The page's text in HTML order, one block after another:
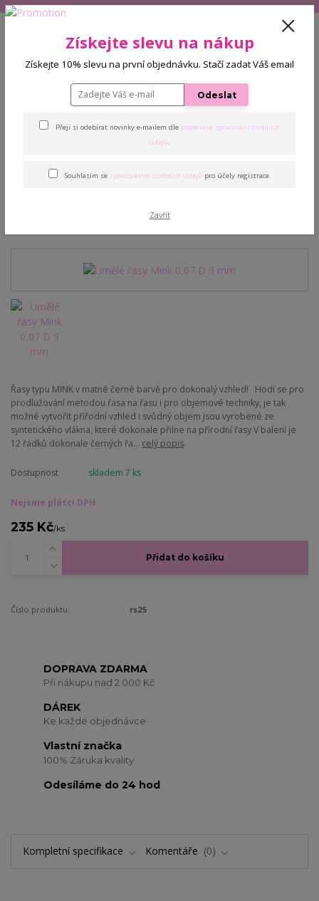
0 Kč
Umělé řasy Mink 0,07 D 9 mm
Řasy typu MINK v matné černé barvě pro dokonalý vzhled! Hodí se pro
prodlužování metodou řasa na řasu i pro objemové techniky, je tak
možné vytvořit přířodní vzhled i svůdný objem Jsou vyrobené ze
syntetického vlákna, které dokonale přilne na přírodní řasy V balení je
12 řádků dokonale černých řa... celý popis
Dostupnost skladem 7 ks
Nejsme plátci DPH
235 Kč/ks
Přidat do košíku
Číslo produktu: rs25
DOPRAVA ZDARMA
Při nákupu nad 2.000 Kč
DÁREK
Ke každé objednávce
Vlastní značka
100% Záruka kvality
Odesíláme do 24 hod
Kompletní specifikace Komentáře 0
Získejte slevu na nákup
Získejte 10% slevu na první objednávku. Stačí zadat Váš email
Odeslat
Přeji si odebírat novinky e-mailem dle podmínek zpracování osobních
údajů.
Souhlasím se zpracováním osobních údajů pro účely registrace.
Zavřít